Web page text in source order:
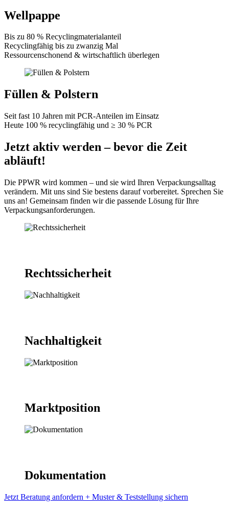
Wellpappe
Bis zu 80 % Recyclingmaterialanteil
Recyclingfähig bis zu zwanzig Mal
Ressourcenschonend & wirtschaftlich überlegen
Füllen & Polstern
Seit fast 10 Jahren mit PCR-Anteilen im Einsatz
Heute 100 % recyclingfähig und ≥ 30 % PCR
Jetzt aktiv werden – bevor die Zeit
abläuft!
Die PPWR wird kommen – und sie wird Ihren Verpackungsalltag
verändern. Mit uns sind Sie bestens darauf vorbereitet. Sprechen Sie
uns an! Gemeinsam finden wir die passende Lösung für Ihre
Verpackungsanforderungen.
Rechtssicherheit
Nachhaltigkeit
Marktposition
Dokumentation
Jetzt Beratung anfordern + Muster & Teststellung sichern